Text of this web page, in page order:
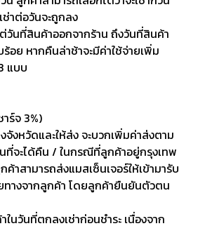
ช่าต่อวันจะถูกลง
วันที่สินค้าออกจากร้าน ถึงวันที่สินค้า
ร้อย หากคืนล่าช้าจะมีค่าใช้จ่ายเพิ่ม
แบบ
ร์จ 3%)
งหวัดและให้ส่ง จะบวกเพิ่มค่าส่งตาม
ที่จะได้คืน / ในกรณีที่ลูกค้าอยู่กรุงเทพ
าสามารถส่งแมสเซ็นเจอร์ให้เข้ามารับ
ทางจากลูกค้า โดยลูกค้ายืนยันตัวตน
นวันที่ตกลงเช่าก่อนชำระ เนื่องจาก